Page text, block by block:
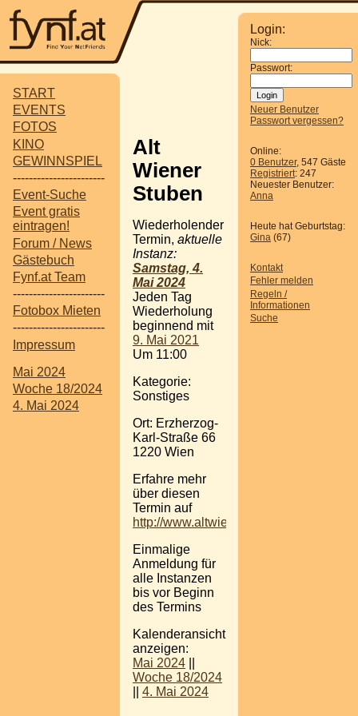
START
EVENTS
FOTOS
KINO
GEWINNSPIEL
-----------------------
Event-Suche
Event gratis
eintragen!
Forum / News
Gästebuch
Fynf.at Team
-----------------------
Fotobox Mieten
-----------------------
Impressum
Mai 2024
Woche 18/2024
4. Mai 2024
Login:
Nick:
Passwort:
Neuer Benutzer
Passwort vergessen?
Online:
0 Benutzer, 547 Gäste
Registriert: 247
Neuester Benutzer:
Anna
Heute hat Geburtstag:
Gina (67)
Kontakt
Fehler melden
Regeln /
Informationen
Suche
Alt
Wiener
Stuben
Wiederholender
Termin, aktuelle
Instanz:
Samstag, 4.
Mai 2024
Jeden Tag
Wiederholung
beginnend mit
9. Mai 2021
Um 11:00
Kategorie:
Sonstiges
Ort: Erzherzog-
Karl-Straße 66
1220 Wien
Erfahre mehr
über diesen
Termin auf
http://www.altwienerstuben.com
Einmalige
Anmeldung für
alle Instanzen
bis vor Beginn
des Termins
Kalenderansicht
anzeigen:
Mai 2024
Woche 18/2024
4. Mai 2024